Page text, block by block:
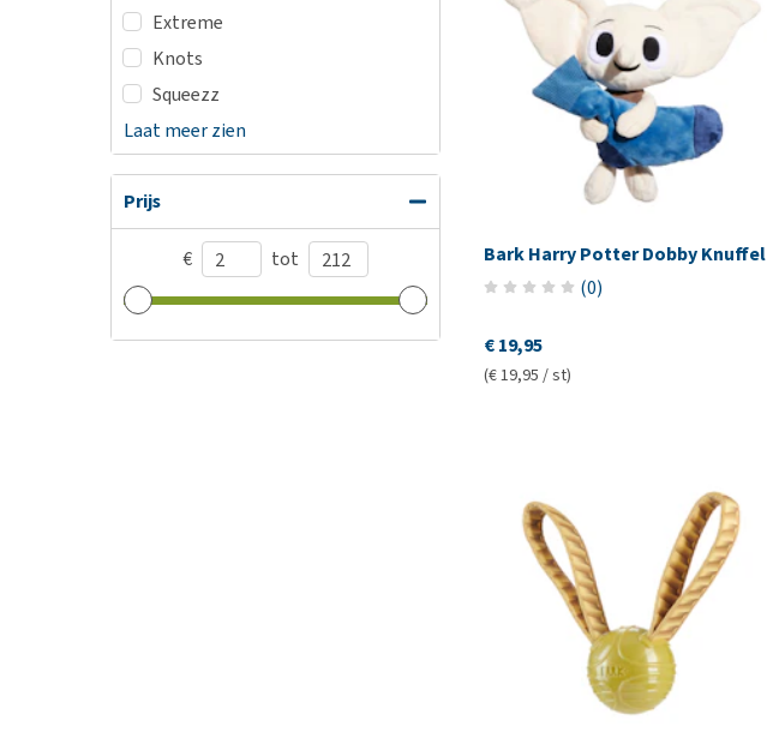
Extreme
Knots
Squeezz
Laat meer zien
Prijs
€ tot
Bark Harry Potter Dobby Knuffel
(0)
€ 19,95
(€ 19,95 / st)